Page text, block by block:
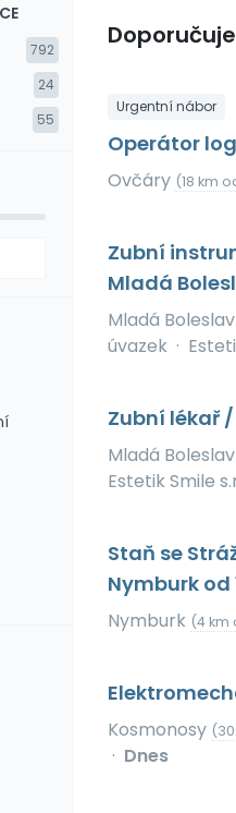
792
24
55
Urgentní nábor
Operátor
Ovčáry (18 km
Zubní
Mladá
Mladá Boleslav
úvazek ·
Zubní lékař
Mladá Boleslav
Estetik Smile
Staň se
Nymburk
Nymburk (4 km
Kosmonosy
· Dnes